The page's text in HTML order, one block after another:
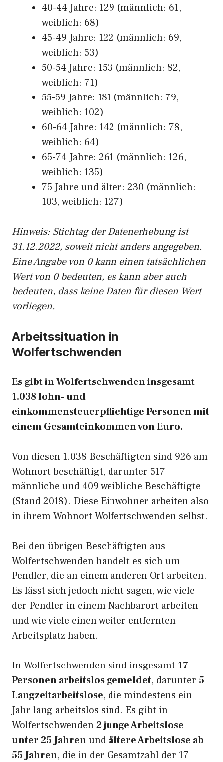
40-44 Jahre: 129 (männlich: 61,
weiblich: 68)
45-49 Jahre: 122 (männlich: 69,
weiblich: 53)
50-54 Jahre: 153 (männlich: 82,
weiblich: 71)
55-59 Jahre: 181 (männlich: 79,
weiblich: 102)
60-64 Jahre: 142 (männlich: 78,
weiblich: 64)
65-74 Jahre: 261 (männlich: 126,
weiblich: 135)
75 Jahre und älter: 230 (männlich:
103, weiblich: 127)
Hinweis: Stichtag der Datenerhebung ist
31.12.2022, soweit nicht anders angegeben.
Eine Angabe von 0 kann einen tatsächlichen
Wert von 0 bedeuten, es kann aber auch
bedeuten, dass keine Daten für diesen Wert
vorliegen.
Arbeitssituation in
Wolfertschwenden
Es gibt in Wolfertschwenden insgesamt
1.038 lohn- und
einkommensteuerpflichtige Personen mit
einem Gesamteinkommen von Euro.
Von diesen 1.038 Beschäftigten sind 926 am
Wohnort beschäftigt, darunter 517
männliche und 409 weibliche Beschäftigte
(Stand 2018). Diese Einwohner arbeiten also
in ihrem Wohnort Wolfertschwenden selbst.
Bei den übrigen Beschäftigten aus
Wolfertschwenden handelt es sich um
Pendler, die an einem anderen Ort arbeiten.
Es lässt sich jedoch nicht sagen, wie viele
der Pendler in einem Nachbarort arbeiten
und wie viele einen weiter entfernten
Arbeitsplatz haben.
In Wolfertschwenden sind insgesamt 17
Personen arbeitslos gemeldet, darunter 5
Langzeitarbeitslose, die mindestens ein
Jahr lang arbeitslos sind. Es gibt in
Wolfertschwenden2 junge Arbeitslose
unter 25 Jahrenund ältere Arbeitslose ab
55 Jahren, die in der Gesamtzahl der 17